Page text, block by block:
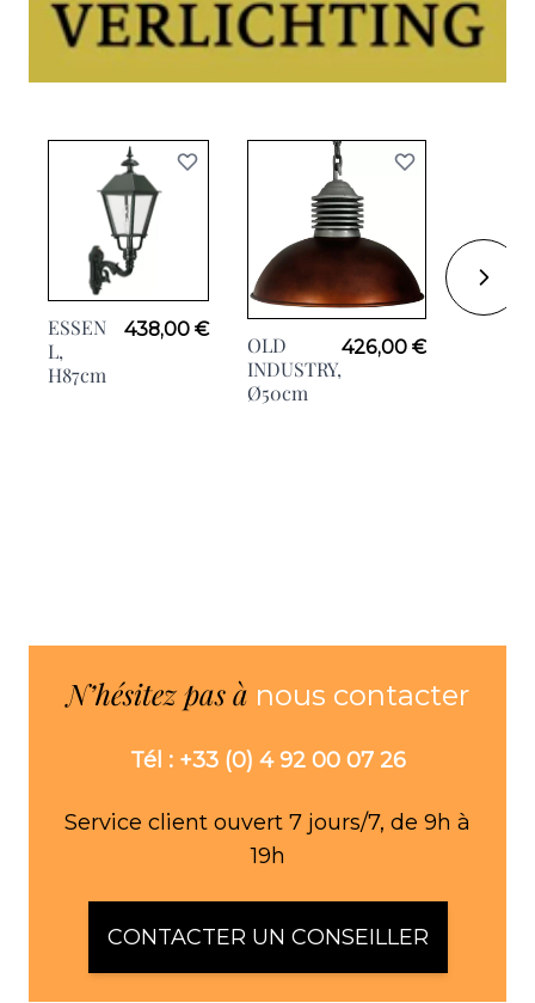
ESSEN
L,
H87cm
438,00 €
OLD
INDUSTRY,
Ø50cm
426,00 €
N’hésitez pas à nous contacter
Tél : +33 (0) 4 92 00 07 26
Service client ouvert 7 jours/7, de 9h à
19h
CONTACTER UN CONSEILLER